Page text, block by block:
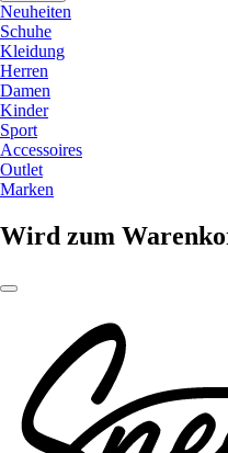
Neuheiten
Schuhe
Kleidung
Herren
Damen
Kinder
Sport
Accessoires
Outlet
Marken
Wird zum